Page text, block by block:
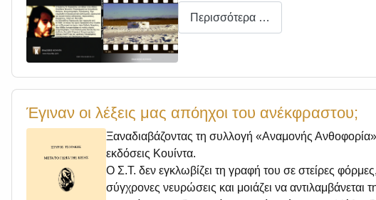
Περισσότερα …
Έγιναν οι λέξεις μας απόηχοι του ανέκφραστου;
Ξαναδιαβάζοντας τη συλλογή «Αναμονής
εκδόσεις Κουίντα.
Ο Σ.Τ. δεν εγκλωβίζει τη γραφή του σε στείρες
σύγχρονες νευρώσεις και μοιάζει να